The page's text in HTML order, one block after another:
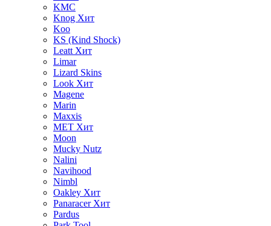
KMC
Knog Хит
Koo
KS (Kind Shock)
Leatt Хит
Limar
Lizard Skins
Look Хит
Magene
Marin
Maxxis
MET Хит
Moon
Mucky Nutz
Nalini
Navihood
Nimbl
Oakley Хит
Panaracer Хит
Pardus